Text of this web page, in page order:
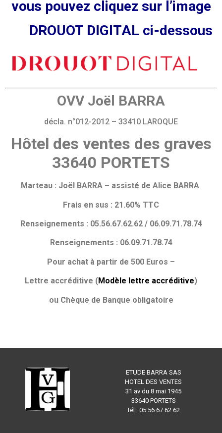
vous pouvez cliquez sur l’image
DROUOT DIGITAL ci-dessous
OVV Joël BARRA
décla. n°012-2012 – 33410 LAROQUE
Hôtel des ventes des graves
33640 PORTETS
Marteau : Joël BARRA – assisté de Alice BARRA
Frais en sus : 21.60% TTC
Renseignements : 05.56.67.62.62 / 06.09.71.78.74
Renseignements : 06.09.71.78.74
Pour achat à partir de 500 Euros –
Lettre accréditive (Modèle lettre accréditive)
ou Chèque de Banque obligatoire
ETUDE BARRA SAS
HOTEL DES VENTES
31 av du 8 mai 1945
33640 PORTETS
Tél : 05 56 67 62 62